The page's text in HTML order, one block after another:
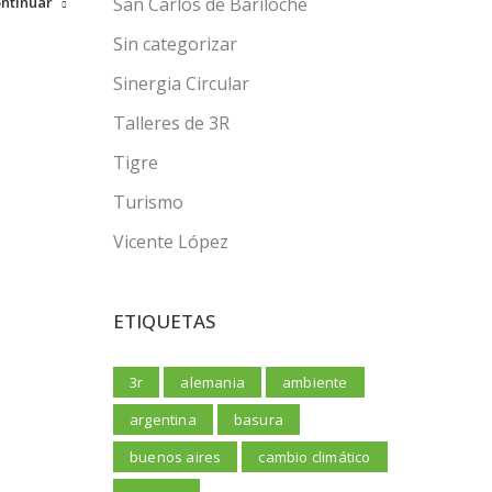
Sin categorizar
Sinergia Circular
Talleres de 3R
Tigre
Turismo
Vicente López
ETIQUETAS
3r alemania
ambiente
argentina
basura
buenos aires
cambio climático